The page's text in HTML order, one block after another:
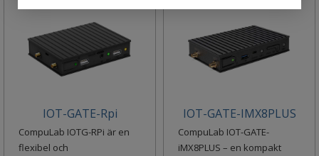
IOT-GATE-Rpi
CompuLab IOTG-RPi är en
flexibel och
IOT-GATE-IMX8PLUS
CompuLab IOT-GATE-
iMX8PLUS – en kompakt